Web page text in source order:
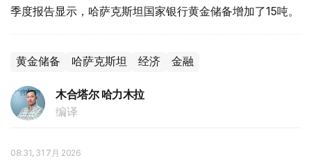
季度报告显示，哈萨克斯坦国家银行黄金储备增加了15吨。
黄金储备 哈萨克斯坦 经济 金融
木合塔尔 哈力木拉
编译
08:31, 31 7月 2026